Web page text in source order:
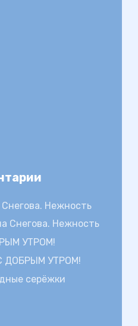
Нежность
Снегова. Нежность
УТРОМ!
ДОБРЫМ УТРОМ!
серёжки